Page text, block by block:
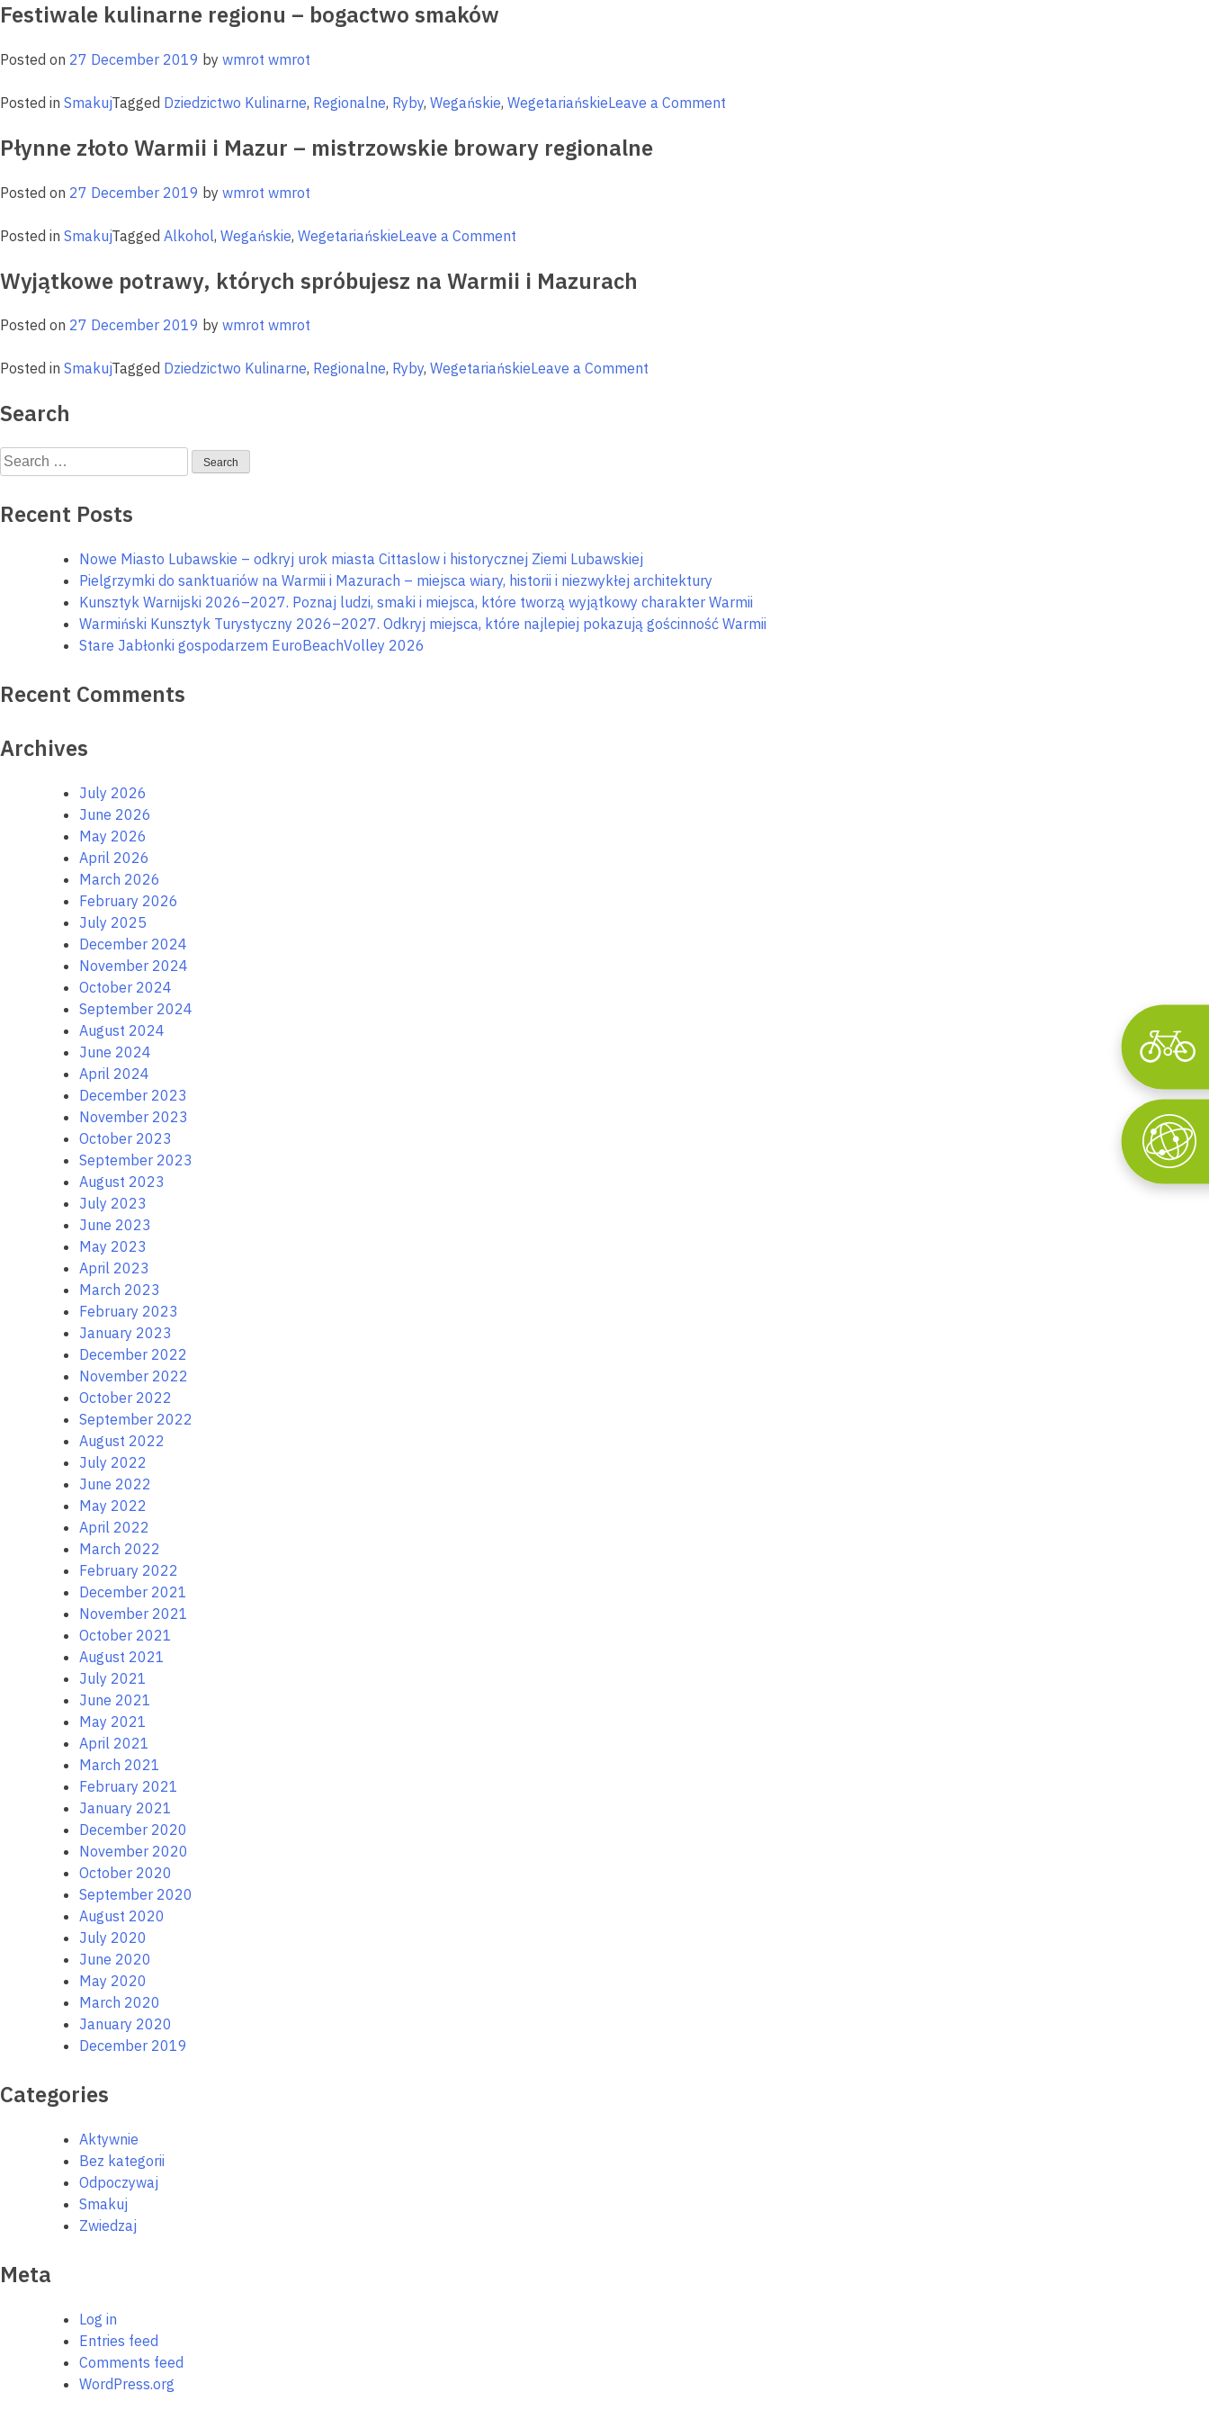
natura
Festiwale kulinarne regionu – bogactwo smaków
Posted on 27 December 2019 by wmrot wmrot
Posted in SmakujTagged Dziedzictwo Kulinarne, Regionalne, Ryby, Wegańskie, WegetariańskieLeave a Comment
Płynne złoto Warmii i Mazur – mistrzowskie browary regionalne
Posted on 27 December 2019 by wmrot wmrot
Posted in SmakujTagged Alkohol, Wegańskie, WegetariańskieLeave a Comment
złoto
–
Wyjątkowe potrawy, których spróbujesz na Warmii i Mazurach
Posted on 27 December 2019 by wmrot wmrot
Posted in SmakujTagged Dziedzictwo Kulinarne, Regionalne, Ryby, WegetariańskieLeave a Comment
Search
Search
for:
Recent Posts
Nowe Miasto Lubawskie – odkryj urok miasta Cittaslow i historycznej Ziemi Lubawskiej
Pielgrzymki do sanktuariów na Warmii i Mazurach – miejsca wiary, historii i niezwykłej architektury
Kunsztyk Warnijski 2026–2027. Poznaj ludzi, smaki i miejsca, które tworzą wyjątkowy charakter Warmii
Warmiński Kunsztyk Turystyczny 2026–2027. Odkryj miejsca, które najlepiej pokazują gościnność Warmii
Stare Jabłonki gospodarzem EuroBeachVolley 2026
Recent Comments
Archives
July 2026
June 2026
May 2026
April 2026
March 2026
February 2026
July 2025
December 2024
November 2024
October 2024
September 2024
August 2024
June 2024
April 2024
December 2023
November 2023
October 2023
September 2023
August 2023
July 2023
June 2023
May 2023
April 2023
March 2023
February 2023
January 2023
December 2022
November 2022
October 2022
September 2022
August 2022
July 2022
June 2022
May 2022
April 2022
March 2022
February 2022
December 2021
November 2021
October 2021
August 2021
July 2021
June 2021
May 2021
April 2021
March 2021
February 2021
January 2021
December 2020
November 2020
October 2020
September 2020
August 2020
July 2020
June 2020
May 2020
March 2020
January 2020
December 2019
Categories
Aktywnie
Bez kategorii
Odpoczywaj
Smakuj
Zwiedzaj
Meta
Log in
Entries feed
Comments feed
WordPress.org
Wyszukaj